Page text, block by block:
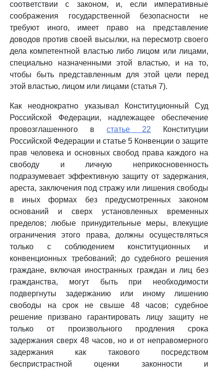
соответствии с законом, и, если императивные
соображения государственной безопасности не
требуют иного, имеет право на представление
доводов против своей высылки, на пересмотр своего
дела компетентной властью либо лицом или лицами,
специально назначенными этой властью, и на то,
чтобы быть представленным для этой цели перед
этой властью, лицом или лицами (статья 7).
Как неоднократно указывал Конституционный Суд
Российской Федерации, надлежащее обеспечение
провозглашенного в статье 22 Конституции
Российской Федерации и статье 5 Конвенции о защите
прав человека и основных свобод права каждого на
свободу и личную неприкосновенность
подразумевает эффективную защиту от задержания,
ареста, заключения под стражу или лишения свободы
в иных формах без предусмотренных законом
оснований и сверх установленных временных
пределов; любые принудительные меры, влекущие
ограничения этого права, должны осуществляться
только с соблюдением конституционных и
конвенционных требований; до судебного решения
граждане, включая иностранных граждан и лиц без
гражданства, могут быть при необходимости
подвергнуты задержанию или иному лишению
свободы на срок не свыше 48 часов; судебное
решение призвано гарантировать лицу защиту не
только от произвольного продления срока
задержания сверх 48 часов, но и от неправомерного
задержания как такового посредством
беспристрастной оценки законности и